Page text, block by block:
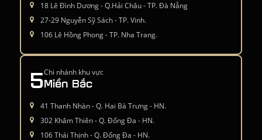
18 Lê Đình Dương - Q.Hải Châu - TP. Đà Nẵng
27-29 Nguyễn Sỹ Sách - TP. Vinh.
106 Lê Hồng Phong - TP. Nha Trang.
5Chi nhánh khu vực
Miền Bắc
41 Thanh Nhàn - Q. Hai Bà Trưng - HN.
302 Khâm Thiên - Q. Đống Đa - HN.
106 Thái Thịnh - Q. Đống Đa - HN.